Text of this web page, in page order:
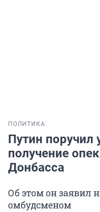
ПОЛИТИКА
Путин поручил
получение
Донбасса
Об этом он заявил
омбудсменом